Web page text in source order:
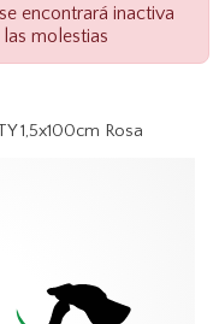
encontrará inactiva
molestias
1,5x100cm Rosa